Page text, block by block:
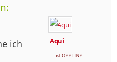
Aqui
... ist OFFLINE
ich